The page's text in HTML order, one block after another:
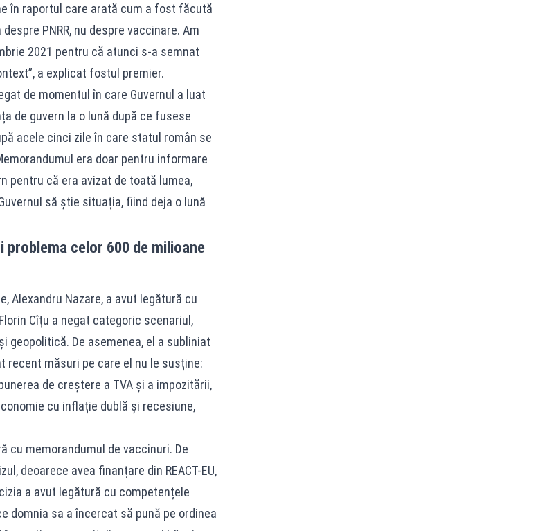
în raportul care arată cum a fost făcută
PNRR, nu despre vaccinare. Am
2021 pentru că atunci s-a semnat
a explicat fostul premier.
de momentul în care Guvernul a luat
de guvern la o lună după ce fusese
acele cinci zile în care statul român se
era doar pentru informare
pentru că era avizat de toată lumea,
să știe situația, fiind deja o lună
celor 600 de milioane
Alexandru Nazare, a avut legătură cu
Cîțu a negat categoric scenariul,
geopolitică. De asemenea, el a subliniat
recent măsuri pe care el nu le susține:
de creștere a TVA și a impozitării,
cu inflație dublă și recesiune,
cu memorandumul de vaccinuri. De
deoarece avea finanțare din REACT-EU,
a avut legătură cu competențele
domnia sa a încercat să pună pe ordinea